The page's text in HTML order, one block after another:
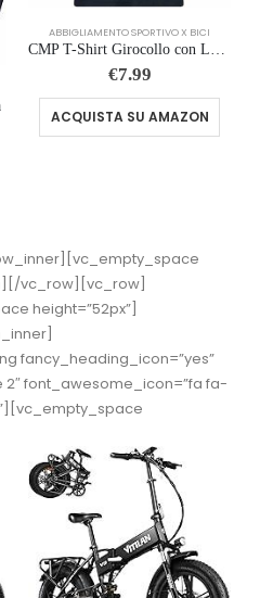
ABBIGLIAMENTO SPORTIVO X BICI
€7.99
ACQUISTA SU AMAZON
vc_row][vc_row]
height=”52px”]
fancy_heading_icon=”yes”
font_awesome_icon=”fa fa-